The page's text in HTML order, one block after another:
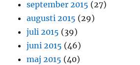
september 2015 (27)
augusti 2015 (29)
juli 2015 (39)
juni 2015 (46)
maj 2015 (40)